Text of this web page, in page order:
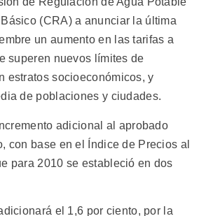
(CRA) a anunciar la última
un aumento en las tarifas a
superen nuevos límites de
estratos socioeconómicos, y
de poblaciones y ciudades.
adicional al aprobado
con base en el Índice de Precios al
para 2010 se estableció en dos
el 1,6 por ciento, por la